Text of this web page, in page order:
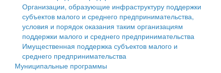
Оценка регулирующего воздействия
Деятельность МУ
Нормативы градостроительного проектирования
Организации, образующие инфраструктуру поддержки
субъектов малого и среднего предпринимательства,
условия и порядок оказания таким организациям
поддержки малого и среднего предпринимательства
Имущественная поддержка субъектов малого и
среднего предпринимательства
Муниципальные программы